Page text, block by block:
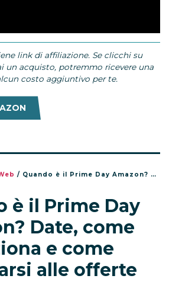
link di affiliazione. Se clicchi su
un acquisto, potremmo ricevere una
costo aggiuntivo per te.
/ Quando è il Prime Day Amazon? Date, come funziona e come prepararsi alle offerte
è il Prime Day
Date, come
e come
alle offerte